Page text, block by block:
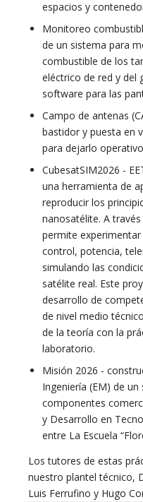
espacios y
Monitoreo
de un sistema para
combustible de los
eléctrico de red y del
software para las
Campo de antenas
bastidor y puesta en
para dejarlo
CubesatSIM2026 -
una herramienta de
reproducir los
nanosatélite. A
permite
control, potencia,
simulando las
satélite real. Este
desarrollo de
de nivel medio
de la teoría con la
laboratorio.
Misión 2026 -
Ingeniería (EM) de
componentes
y Desarrollo en
entre La Escuela
Los tutores de estas
nuestro plantel técnico,
Luis Ferrufino y Hugo